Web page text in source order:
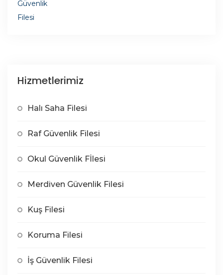
Hizmetlerimiz
Halı Saha Filesi
Raf Güvenlik Filesi
Okul Güvenlik Fİlesi
Merdiven Güvenlik Filesi
Kuş Filesi
Koruma Filesi
İş Güvenlik Filesi